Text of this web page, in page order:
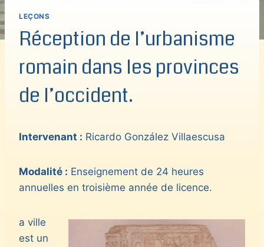
LEÇONS
Réception de l’urbanisme
romain dans les provinces
de l’occident.
Intervenant : Ricardo González Villaescusa
Modalité : Enseignement de 24 heures
annuelles en troisième année de licence.
a ville
est un